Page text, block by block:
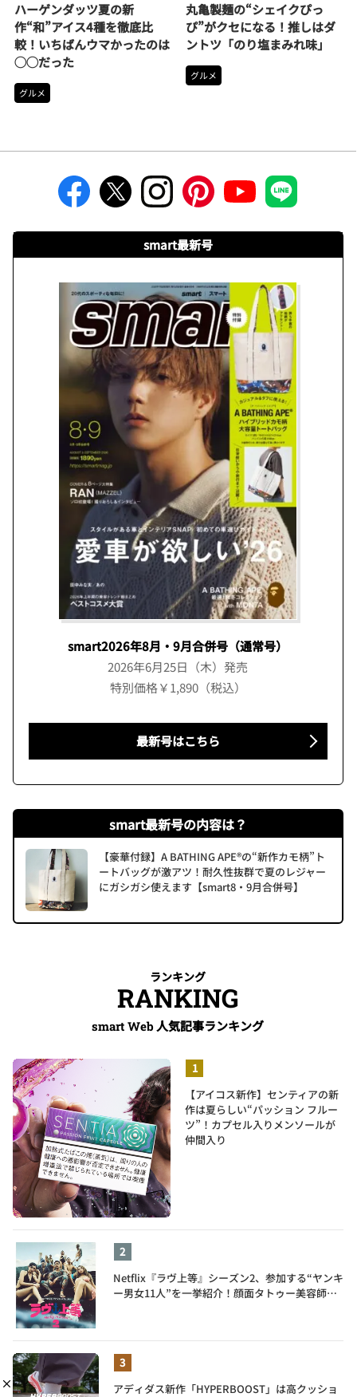
ハーゲンダッツ夏の新
作“和”アイス4種を徹底比
較！いちばんウマかったのは
◯◯だった
グルメ
丸亀製麺の“シェイクぴっ
ぴ”がクセになる！推しはダ
ントツ「のり塩まみれ味」
グルメ
smart最新号
smart2026年8月・9月合併号（通常号）
2026年6月25日（木）発売
特別価格￥1,890（税込）
最新号はこちら
smart最新号の内容は？
【豪華付録】A BATHING APE®の“新作カモ柄”ト
ートバッグが激アツ！耐久性抜群で夏のレジャー
にガシガシ使えます【smart8・9月合併号】
ランキング
RANKING
smart Web人気記事ランキング
【アイコス新作】センティアの新
作は夏らしい“パッション フルー
ツ”！カプセル入りメンソールが
仲間入り
Netflix『ラヴ上等』シーズン2、参加する“ヤンキ
ー男女11人”を一挙紹介！顔面タトゥー美容師、
アディダス新作「HYPERBOOST」は高クッショ